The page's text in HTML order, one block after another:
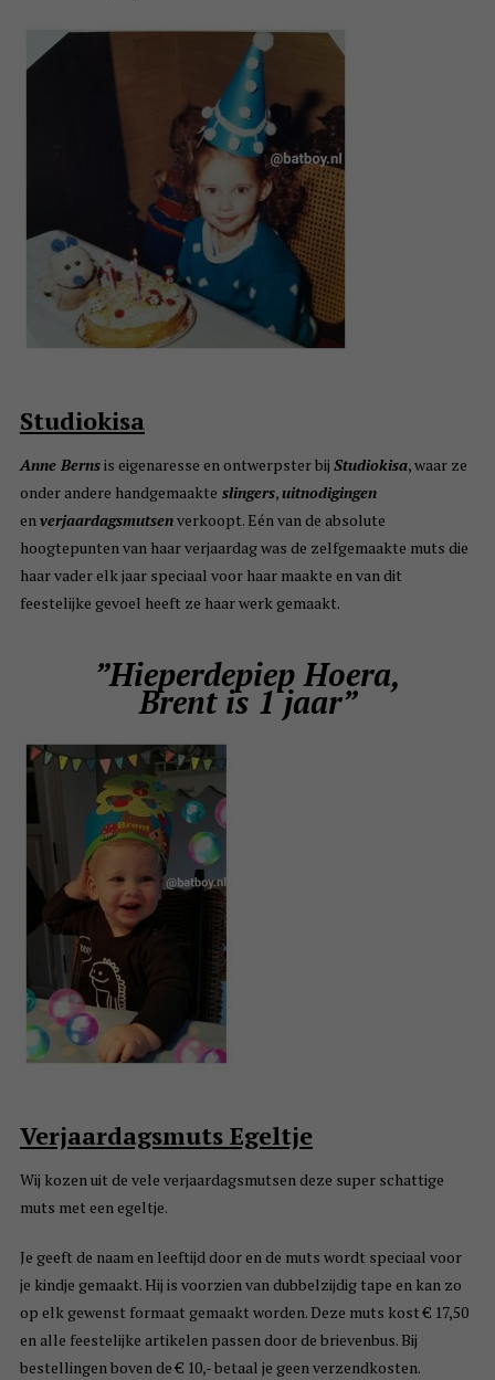
Studiokisa
Anne Bernsis eigenaresse en ontwerpster bij Studiokisa, waar ze
onder andere handgemaakte slingers,uitnodigingen
enverjaardagsmutsenverkoopt. Eén van de absolute
hoogtepunten van haar verjaardag was de zelfgemaakte muts die
haar vader elk jaar speciaal voor haar maakte en van dit
feestelijke gevoel heeft ze haar werk gemaakt.
”Hieperdepiep Hoera,
Brent is 1 jaar”
Verjaardagsmuts Egeltje
Wij kozen uit de vele verjaardagsmutsen deze super schattige
muts met een egeltje.
Je geeft de naam en leeftijd door en de muts wordt speciaal voor
je kindje gemaakt. Hij is voorzien van dubbelzijdig tape en kan zo
op elk gewenst formaat gemaakt worden. Deze muts kost € 17,50
en alle feestelijke artikelen passen door de brievenbus. Bij
bestellingen boven de € 10,- betaal je geen verzendkosten.